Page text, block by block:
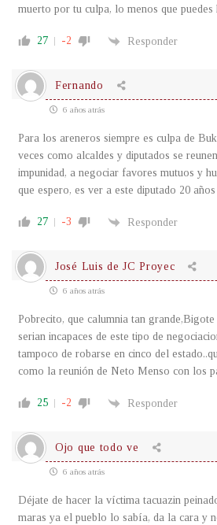
muerto por tu culpa, lo menos que puedes
27 -2 Responder
Fernando
6 años atrás
Para los areneros siempre es culpa de
veces como alcaldes y diputados se
impunidad, a negociar favores mutuos y
que espero, es ver a este diputado 20
27 -3 Responder
José Luis de JC Proyec
6 años atrás
Pobrecito, que calumnia tan
serian incapaces de este tipo de
tampoco de robarse en cinco del
como la reunión de Neto Menso con los
25 -2 Responder
Ojo que todo ve
6 años atrás
Déjate de hacer la víctima tacuazin
maras ya el pueblo lo sabía, da la cara y